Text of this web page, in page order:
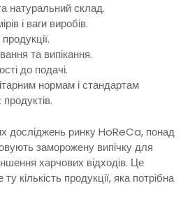
натуральний склад.
і ваги виробів.
та випікання.
до подачі.
нормам і стандартам
досліджень ринку HoReCa, понад
заморожену випічку для
харчових відходів. Це
кількість продукції, яка потрібна